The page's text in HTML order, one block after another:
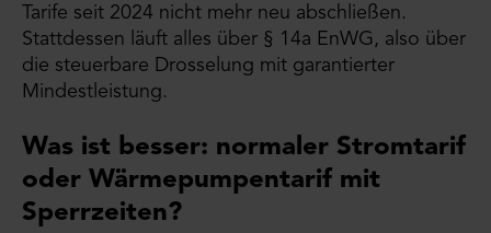
Tarife seit 2024 nicht mehr neu abschließen.
Stattdessen läuft alles über § 14a EnWG, also über
die steuerbare Drosselung mit garantierter
Mindestleistung.
Was ist besser: normaler Stromtarif
oder Wärmepumpentarif mit
Sperrzeiten?